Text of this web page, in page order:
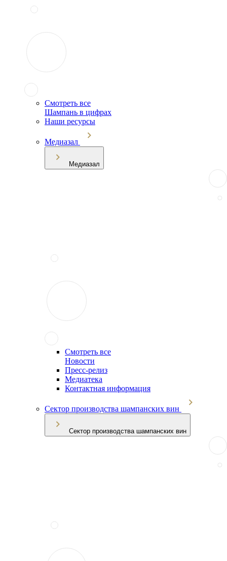
Смотреть все
Шампань в цифрах
Наши ресурсы
Медиазал
Медиазал
Смотреть все
Новости
Пресс-релиз
Медиатека
Контактная информация
Сектор производства шампанских вин
Сектор производства шампанских вин